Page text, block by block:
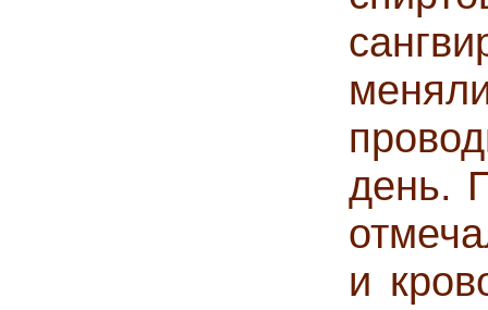
день.
и